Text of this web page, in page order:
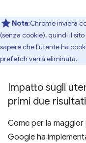
Nota:Chrome invierà
(senza cookie), quindi il
sapere che l'utente ha
prefetch verrà eliminata.
Impatto sugli
primi due risultati
Come per la
Google ha